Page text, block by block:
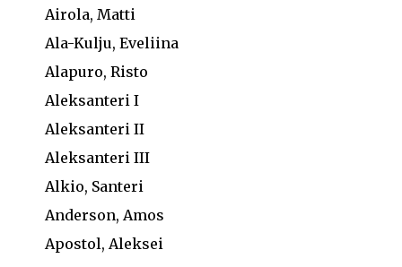
Airola, Matti
Ala-Kulju, Eveliina
Alapuro, Risto
Aleksanteri I
Aleksanteri II
Aleksanteri III
Alkio, Santeri
Anderson, Amos
Apostol, Aleksei